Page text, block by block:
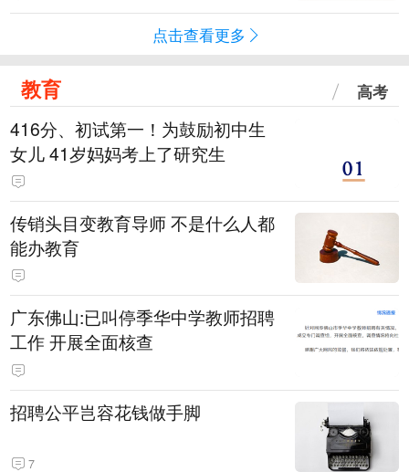
点击查看更多
教育 高考
416分、初试第一！为鼓励初中生
女儿 41岁妈妈考上了研究生
传销头目变教育导师 不是什么人都
能办教育
广东佛山:已叫停季华中学教师招聘
工作 开展全面核查
招聘公平岂容花钱做手脚
7